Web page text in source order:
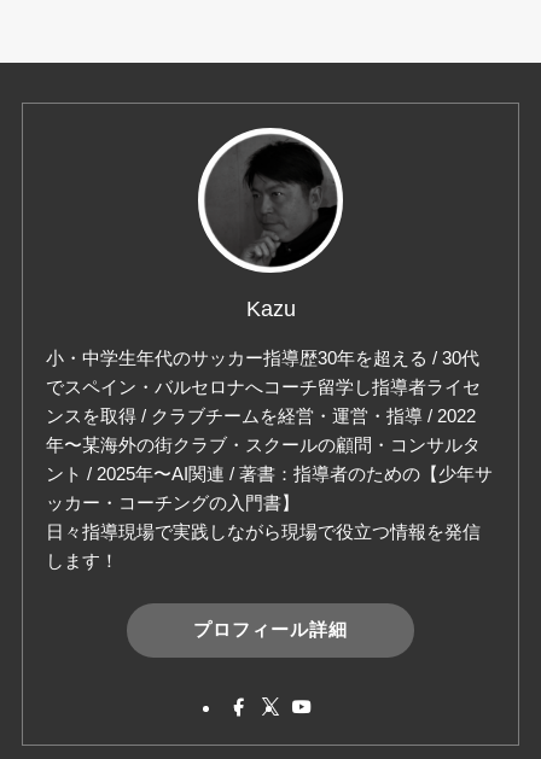
Kazu
小・中学生年代のサッカー指導歴30年を超える / 30代
でスペイン・バルセロナへコーチ留学し指導者ライセ
ンスを取得 / クラブチームを経営・運営・指導 / 2022
年〜某海外の街クラブ・スクールの顧問・コンサルタ
ント / 2025年〜AI関連 / 著書：指導者のための【少年サ
ッカー・コーチングの入門書】
日々指導現場で実践しながら現場で役立つ情報を発信
します！
プロフィール詳細